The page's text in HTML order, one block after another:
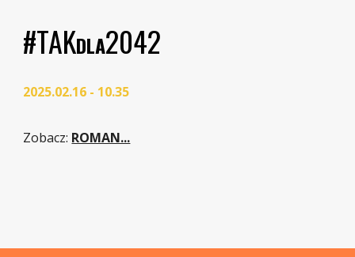
#TAKDLA2042
2025.02.16 - 10.35
Zobacz: ROMAN...